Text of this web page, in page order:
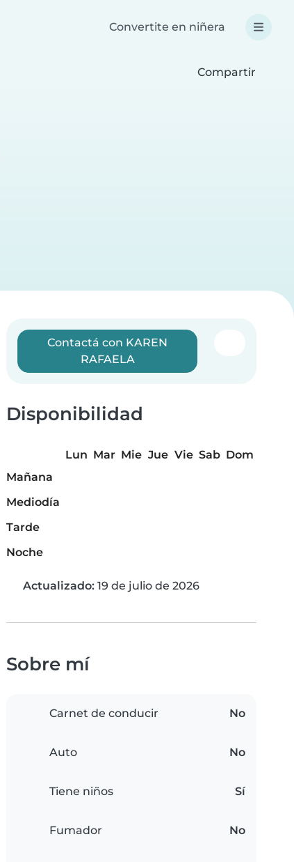
Convertite en niñera
Compartir
Contactá con KAREN
RAFAELA
Disponibilidad
Lun Mar Mie Jue Vie Sab Dom
Mañana
Mediodía
Tarde
Noche
Actualizado: 19 de julio de 2026
Sobre mí
Carnet de conducir No
Auto No
Tiene niños Sí
Fumador No